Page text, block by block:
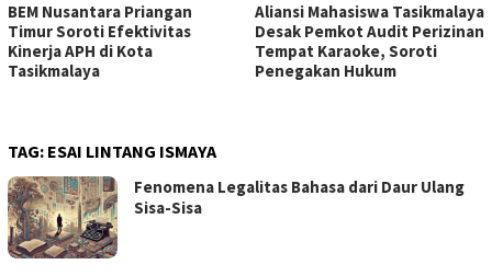
BEM Nusantara Priangan
Timur Soroti Efektivitas
Kinerja APH di Kota
Tasikmalaya
Aliansi Mahasiswa Tasikmalaya
Desak Pemkot Audit Perizinan
Tempat Karaoke, Soroti
Penegakan Hukum
TAG: ESAI LINTANG ISMAYA
Fenomena Legalitas Bahasa dari Daur Ulang
Sisa-Sisa